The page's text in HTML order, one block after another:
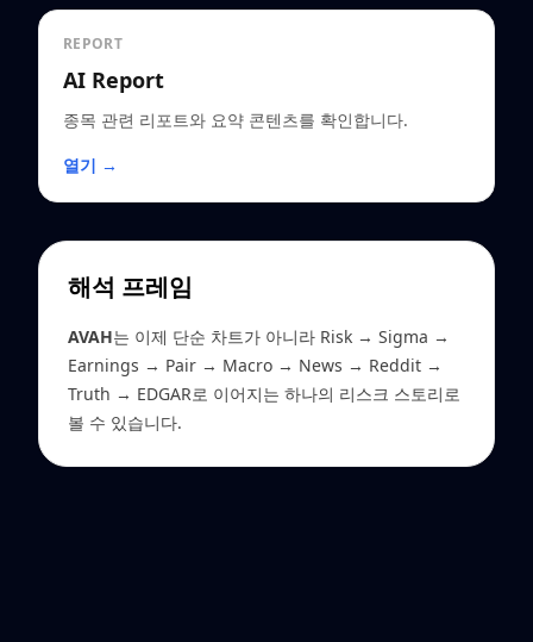
REPORT
AI Report
종목 관련 리포트와 요약 콘텐츠를 확인합니다.
열기 →
해석 프레임
AVAH는 이제 단순 차트가 아니라 Risk → Sigma →
Earnings → Pair → Macro → News → Reddit →
Truth → EDGAR로 이어지는 하나의 리스크 스토리로
볼 수 있습니다.